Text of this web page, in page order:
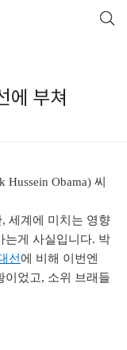
에 부쳐
Obama) 씨
세계에 미치는 영향
는게 사실입니다. 박
선 에 비해 이번엔
이었고, 소위 브래들